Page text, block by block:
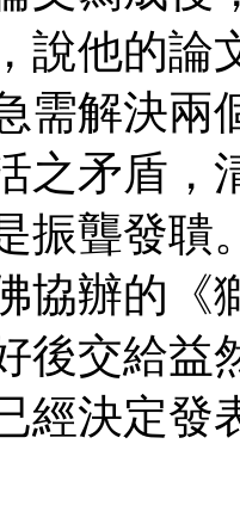
說他的論
需解決
之矛盾，
振聾發聵
協辦的《
後交給益
經決定